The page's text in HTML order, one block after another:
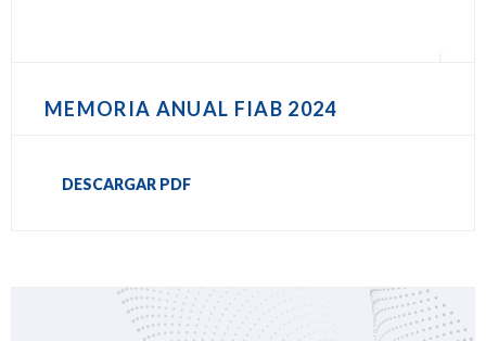
MEMORIA ANUAL FIAB 2024
DESCARGAR PDF